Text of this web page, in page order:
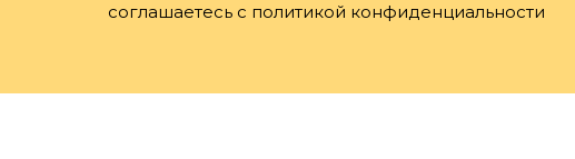
соглашаетесь c политикой конфиденциальности